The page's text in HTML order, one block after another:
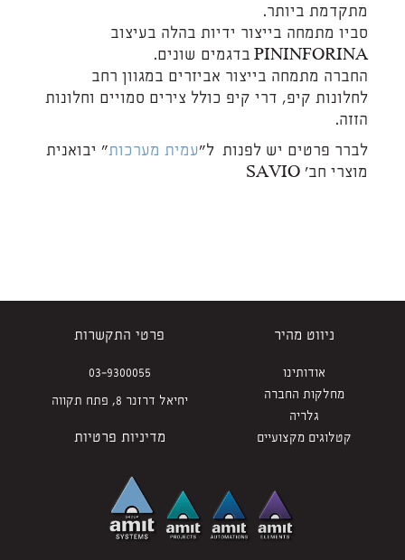
מתקדמת ביותר.
סביו מתמחה בייצור ידיות בהלה בעיצוב
PININFORINAבדגמים שונים.
החברה מתמחה בייצור אביזרים במגוון רחב
לחלונות קיפ, דרי קיפ כולל צירים סמויים וחלונות
הזזה.
לברר פרטים יש לפנות ל"עמית מערכות" יבואנית
מוצרי חב' SAVIO
ניווט מהיר
אודותינו
מחלקות החברה
גלריה
קטלוגים מקצועיים
פרטי התקשרות
03-9300055
יחיאל דרזנר 8, פתח תקווה
מדיניות פרטיות